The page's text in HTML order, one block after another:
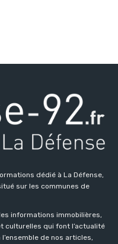
dédié à La Défense,
sur les communes de
informations immobilières,
culturelles qui font l’actualité
de nos articles,